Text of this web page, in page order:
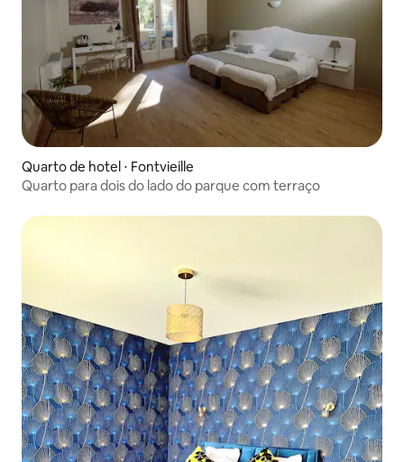
Quarto de hotel ⋅ Fontvieille
Quarto para dois do lado do parque com terraço